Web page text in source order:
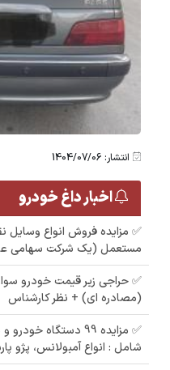
انتشار: 1404/07/06
اخبار داغ خودرو
✅ مزایده فروش انواع
مستعمل (یک شرکت سهامی عام) تا 26
(مصادره ای) + نظر کارشناس
✅ مزایده 99 دستگاه
شامل : انواع آمبولانس، پژو پارس، پژو 405 ،